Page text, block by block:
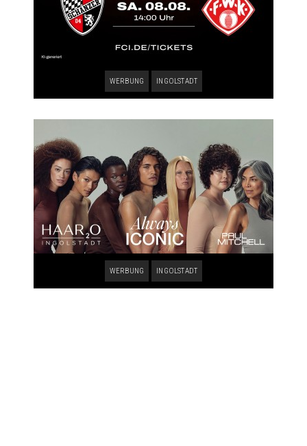
WERBUNG INGOLSTADT
WERBUNG INGOLSTADT